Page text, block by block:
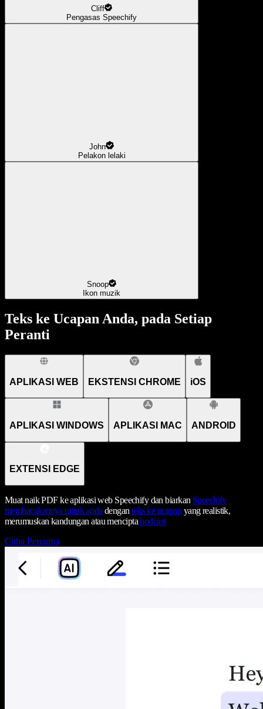
Cliff
Pengasas Speechify
John
Pelakon lelaki
Snoop
Ikon muzik
Teks ke Ucapan Anda, pada Setiap
Peranti
APLIKASI WEB EKSTENSI CHROME iOS
APLIKASI WINDOWS APLIKASI MAC ANDROID
EXTENSI EDGE
Muat naik PDF ke aplikasi web Speechify dan biarkan Speechify
membacakannya untuk anda denganteks ke ucapan yang realistik,
merumuskan kandungan atau menciptapodcast
Cuba Percuma